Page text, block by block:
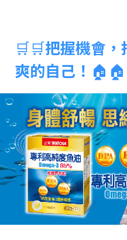
🛒🛒把握機會，
爽的自己！ 🏠🏠